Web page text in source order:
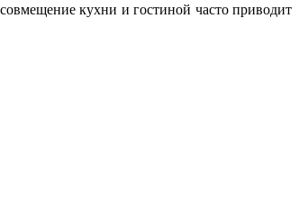
кухни и гостиной часто приводит